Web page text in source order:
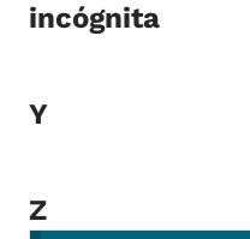
incógnita
Y
Z